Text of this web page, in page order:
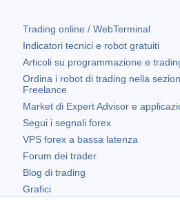
Trading online / WebTerminal
Indicatori tecnici e robot gratuiti
Articoli su programmazione e
Ordina i robot di trading nella
Freelance
Market di Expert Advisor e
Segui i segnali forex
VPS forex a bassa latenza
Forum dei trader
Blog di trading
Grafici